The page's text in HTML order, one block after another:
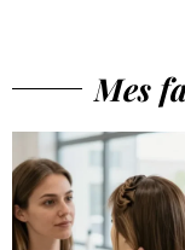
Mes